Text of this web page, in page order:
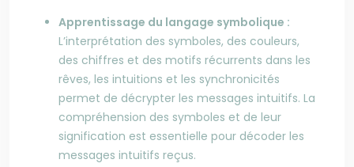
Apprentissage du langage symbolique :
L’interprétation des symboles, des couleurs,
des chiffres et des motifs récurrents dans les
rêves, les intuitions et les synchronicités
permet de décrypter les messages intuitifs. La
compréhension des symboles et de leur
signification est essentielle pour décoder les
messages intuitifs reçus.